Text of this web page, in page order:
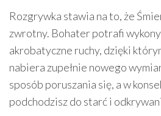
Rozgrywka stawia na to, że
zwrotny. Bohater potrafi
akrobatyczne ruchy, dzięki
nabiera zupełnie nowego
sposób poruszania się, a w
podchodzisz do starć i